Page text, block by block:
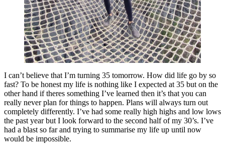
I can’t believe that I’m turning 35 tomorrow. How did life go by so
fast? To be honest my life is nothing like I expected at 35 but on the
other hand if theres something I’ve learned then it’s that you can
really never plan for things to happen. Plans will always turn out
completely differently. I’ve had some really high highs and low lows
the past year but I look forward to the second half of my 30’s. I’ve
had a blast so far and trying to summarise my life up until now
would be impossible.